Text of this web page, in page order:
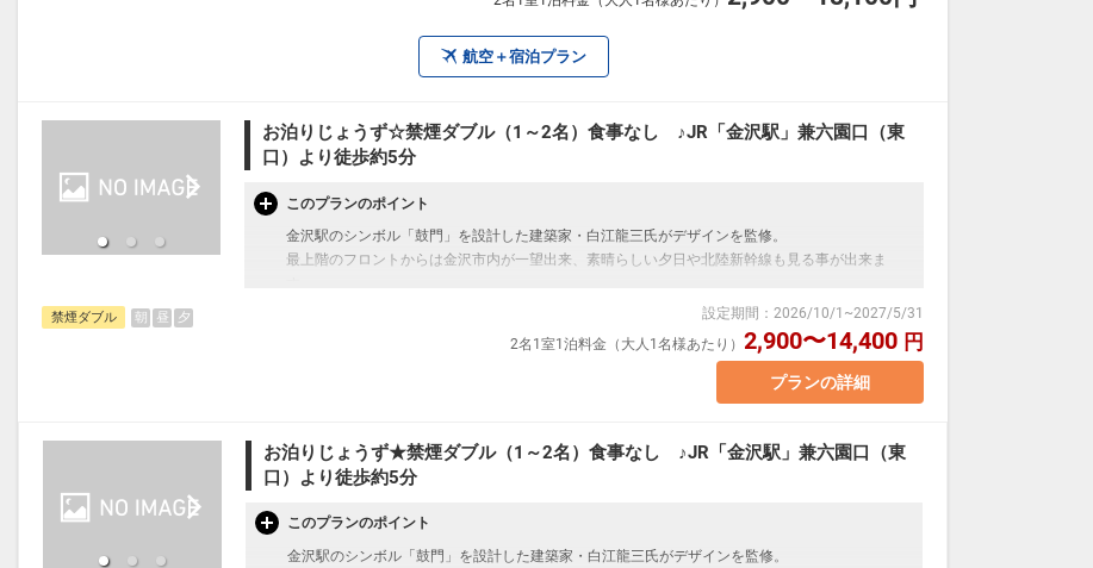
・家族みんなで金沢観光を楽しみたいご旅行に
・朝食は、現地払いで追加も可能です。
・チェックインは15:00から、チェックアウトは11:00までとゆっくり滞在できます。
※フロントで無料レンタル可能（数に限りあり）
【アクセス】
・近江町市場まで徒歩3分
・金沢城公園まで徒歩10分（バス約5分）
・兼六園まで徒歩15分（バス約8分）
・JR金沢駅から徒歩15分
・小松空港から空港リムジンバスで「武蔵ヶ辻・近江町市場」下車徒歩3分
※駐車場はございません。お車の際は近隣駐車場をご利用ください。
・四季の彩りにあふれる兼六園（冬は雪吊りの名所）
・歴史を感じる長町武家屋敷や尾山神社
【利用シーン】
航空＋宿泊プラン
お泊りじょうず☆禁煙ダブル（1～2名）食事なし ♪JR「金沢駅」兼六園口（東
口）より徒歩約5分
このプランのポイント
金沢駅のシンボル「鼓門」を設計した建築家・白江龍三氏がデザインを監修。
最上階のフロントからは金沢市内が一望出来、素晴らしい夕日や北陸新幹線も見る事が出来ま
※添い寝幼児（0歳～9歳）の施設使用料：無料
※添い寝のお子様がいる場合は「施設へのメッセージ」に人数・年齢を必ず入力してください。
※2名様で利用の場合は添い寝不可です。
禁煙ダブル 朝 昼 夕 設定期間 ： 2026/10/1 ~2027/5/31
2名1室1泊料金（大人1名様あたり） 2,900〜14,400 円
プランの詳細
お泊りじょうず★禁煙ダブル（1～2名）食事なし ♪JR「金沢駅」兼六園口（東
口）より徒歩約5分
このプランのポイント
金沢駅のシンボル「鼓門」を設計した建築家・白江龍三氏がデザインを監修。